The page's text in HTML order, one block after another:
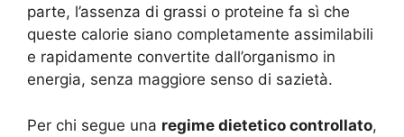
parte, l’assenza di grassi o proteine fa sì che
queste calorie siano completamente assimilabili
e rapidamente convertite dall’organismo in
energia, senza maggiore senso di sazietà.
Per chi segue una regime dietetico controllato,